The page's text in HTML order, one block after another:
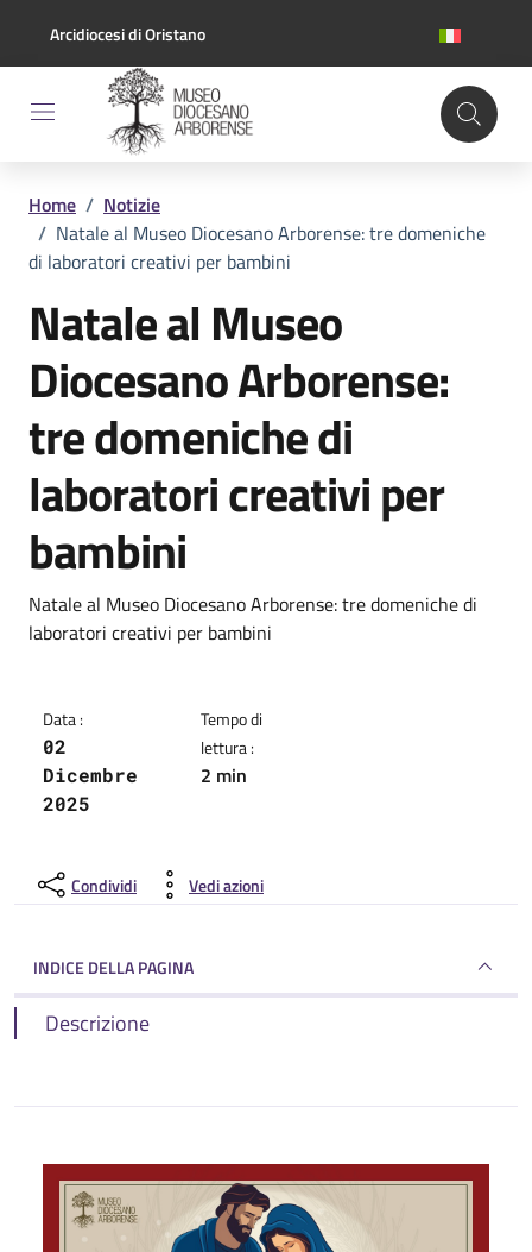
Arcidiocesi di Oristano
Home / Notizie
/ Natale al Museo Diocesano Arborense: tre domeniche
di laboratori creativi per bambini
Natale al Museo
Diocesano Arborense:
tre domeniche di
laboratori creativi per
bambini
Dettagli della notizia
Natale al Museo Diocesano Arborense: tre domeniche di
laboratori creativi per bambini
Data :
02
Dicembre
2025
Tempo di
lettura :
2 min
Condividi Vedi azioni
INDICE DELLA PAGINA
Descrizione